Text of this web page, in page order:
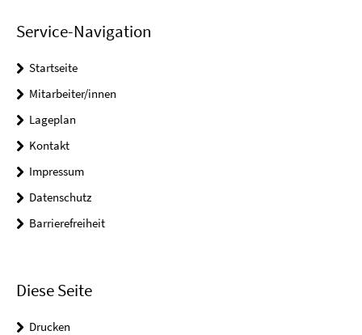
Service-Navigation
Startseite
Mitarbeiter/innen
Lageplan
Kontakt
Impressum
Datenschutz
Barrierefreiheit
Diese Seite
Drucken